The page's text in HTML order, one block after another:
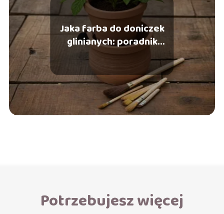
Jaka farba do doniczek
glinianych: poradnik
Potrzebujesz więcej